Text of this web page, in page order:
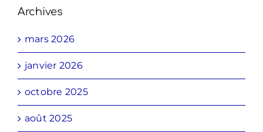
Archives
mars 2026
janvier 2026
octobre 2025
août 2025